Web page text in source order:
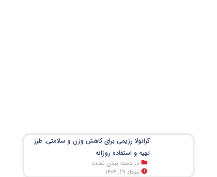
گرانولا رژیمی برای کاهش وزن و سلامتی: طرز
تهیه و استفاده روزانه
در دسته بندی نشده
مرداد 29, 1404